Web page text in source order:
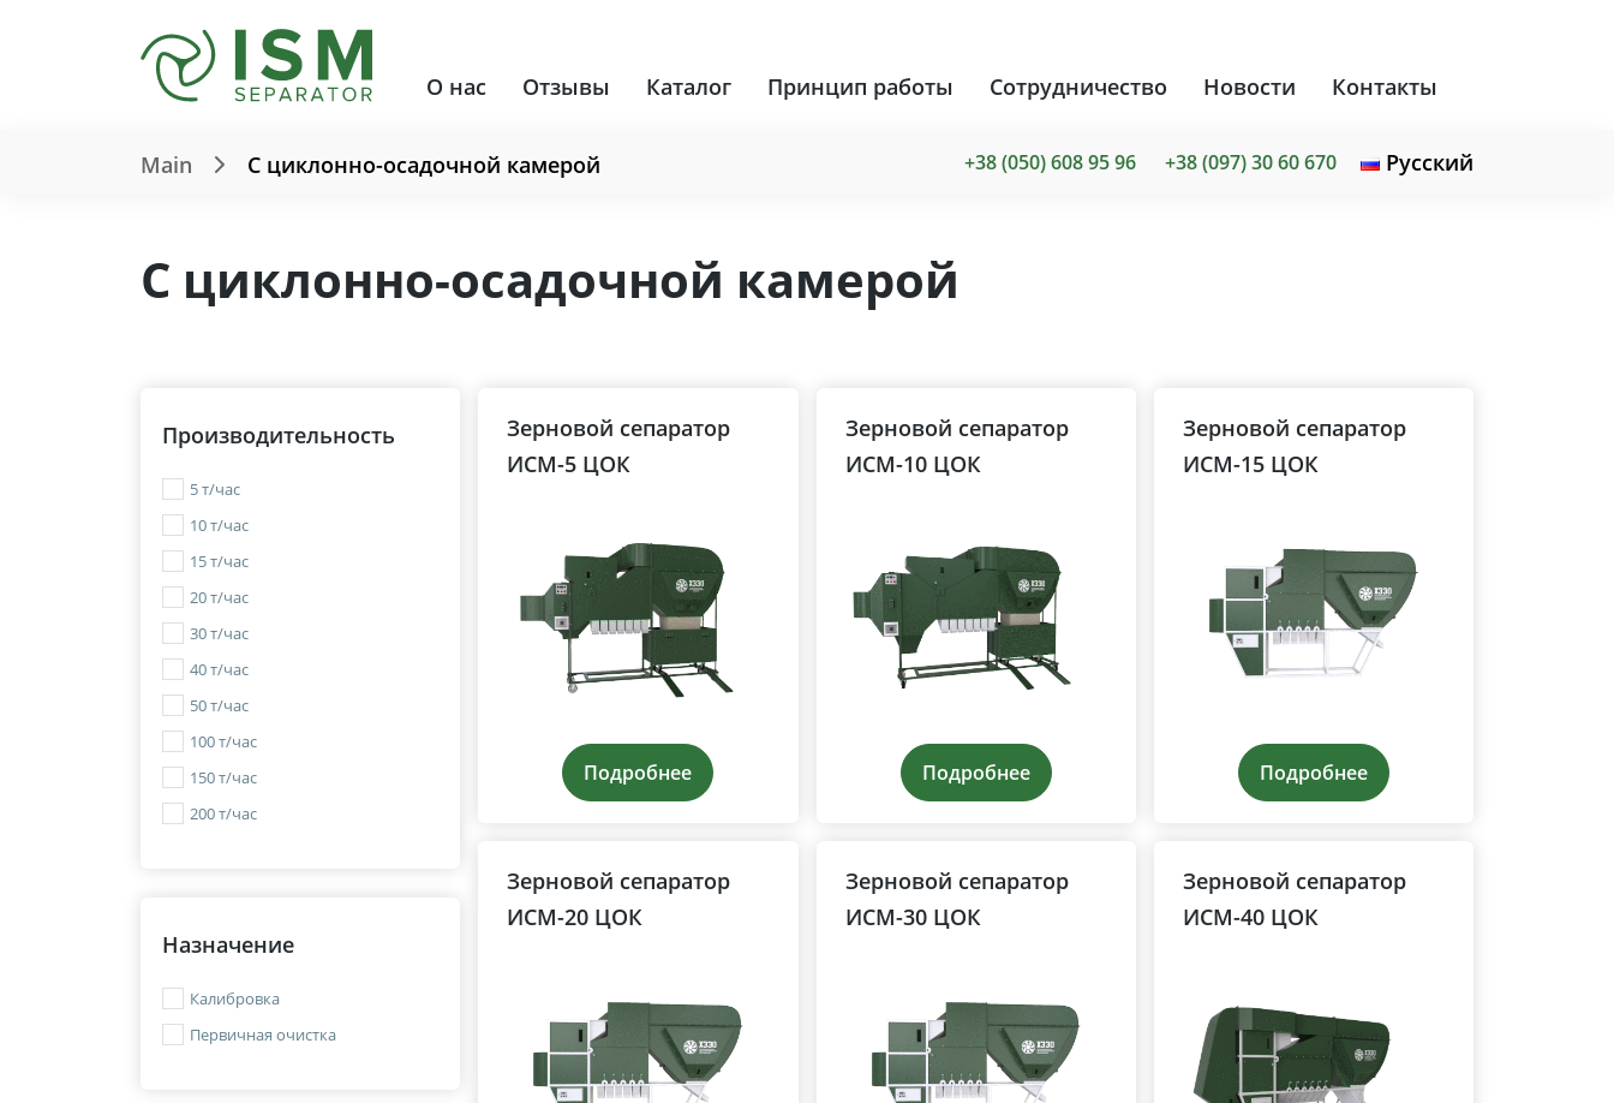
О нас Отзывы Каталог Принцип работы Сотрудничество Новости Контакты
Main С циклонно-осадочной камерой +38 (050) 608 95 96 +38 (097) 30 60 670 Русский
С циклонно-осадочной камерой
Производительность
5 т/час
10 т/час
15 т/час
20 т/час
30 т/час
40 т/час
50 т/час
100 т/час
150 т/час
200 т/час
Назначение
Калибровка
Первичная очистка
Зерновой сепаратор
ИСМ-5 ЦОК
Подробнее
Зерновой сепаратор
ИСМ-10 ЦОК
Подробнее
Зерновой сепаратор
ИСМ-15 ЦОК
Подробнее
Зерновой сепаратор
ИСМ-20 ЦОК
Зерновой сепаратор
ИСМ-30 ЦОК
Зерновой сепаратор
ИСМ-40 ЦОК